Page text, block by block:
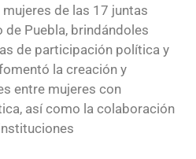
de las 17 juntas
Puebla, brindándoles
de participación política y
la creación y
entre mujeres con
así como la colaboración